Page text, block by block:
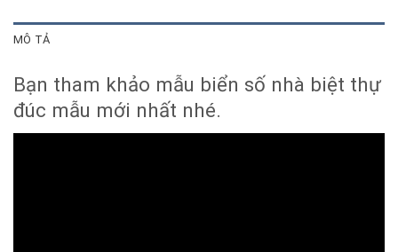
MÔ TẢ
Bạn tham khảo mẫu biển số nhà biệt thự
đúc mẫu mới nhất nhé.